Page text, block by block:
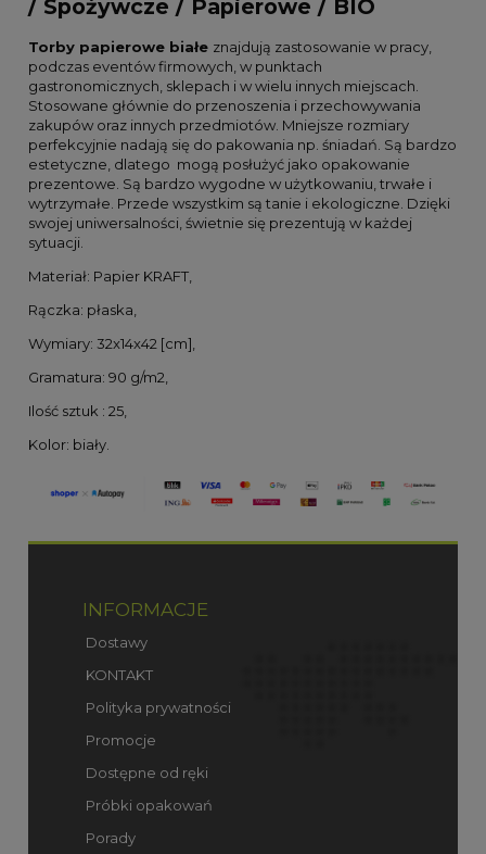
/ Spożywcze / Papierowe / BIO
Torby papierowe białe znajdują zastosowanie w pracy,
podczas eventów firmowych, w punktach
gastronomicznych, sklepach i w wielu innych miejscach.
Stosowane głównie do przenoszenia i przechowywania
zakupów oraz innych przedmiotów. Mniejsze rozmiary
perfekcyjnie nadają się do pakowania np. śniadań. Są bardzo
estetyczne, dlatego mogą posłużyć jako opakowanie
prezentowe. Są bardzo wygodne w użytkowaniu, trwałe i
wytrzymałe. Przede wszystkim są tanie i ekologiczne. Dzięki
swojej uniwersalności, świetnie się prezentują w każdej
sytuacji.
Materiał: Papier KRAFT,
Rączka: płaska,
Wymiary: 32x14x42 [cm],
Gramatura: 90 g/m2,
Ilość sztuk : 25,
Kolor: biały.
INFORMACJE
Dostawy
KONTAKT
Polityka prywatności
Promocje
Dostępne od ręki
Próbki opakowań
Porady